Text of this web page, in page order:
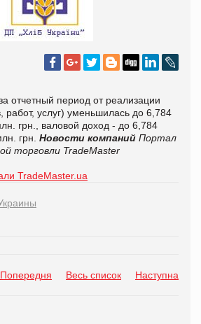
отчетный период от реализации
работ, услуг) уменьшилась до 6,784
грн., валовой доход - до 6,784
грн. Новости компаний Портал
торговли TradeMaster
TradeMaster.ua
Попередня Весь список Наступна